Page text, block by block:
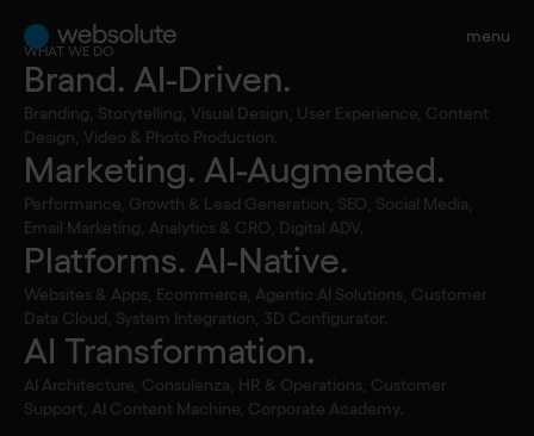
menu
WHAT WE DO
Brand. AI-Driven.
Branding, Storytelling, Visual Design, User Experience, Content
Design, Video & Photo Production.
Marketing. AI-Augmented.
Performance, Growth & Lead Generation, SEO, Social Media,
Email Marketing, Analytics & CRO, Digital ADV.
Platforms. AI-Native.
Websites & Apps, Ecommerce, Agentic AI Solutions, Customer
Data Cloud, System Integration, 3D Configurator.
AI Transformation.
AI Architecture, Consulenza, HR & Operations, Customer
Support, AI Content Machine, Corporate Academy.
Torna alle FAQ
Che cos'è la gestione
dei contenuti?
La gestione dei contenuti è il processo con cui testi,
immagini, video e documenti vengono organizzati,
pubblicati e mantenuti aggiornati online. Un’efficace
gestione consente di migliorare l’esperienza utente e la
presenza digitale di un brand. L’obiettivo è orchestrare il